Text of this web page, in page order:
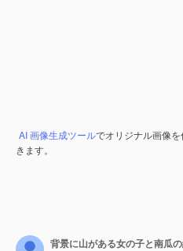
AI 画像生成ツールでオリジナル画像を
きます。
背景に山がある女の子と南瓜